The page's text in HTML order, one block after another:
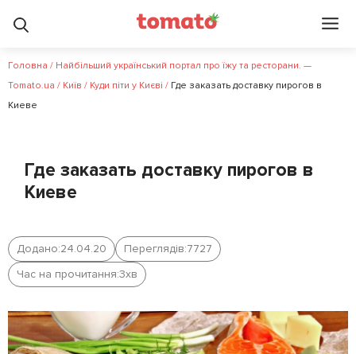
Головна / Найбільший український портал про їжу та ресторани. —
Tomato.ua / Київ / Куди піти у Києві / Где заказать доставку пирогов в
Киеве
Где заказать доставку пирогов в
Киеве
Додано:24.04.20 Переглядів:7727
Час на прочитання:3хв